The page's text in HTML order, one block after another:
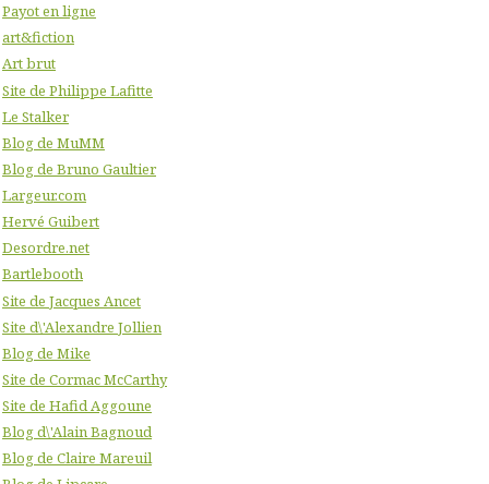
Payot en ligne
art&fiction
Art brut
Site de Philippe Lafitte
Le Stalker
Blog de MuMM
Blog de Bruno Gaultier
Largeur.com
Hervé Guibert
Desordre.net
Bartlebooth
Site de Jacques Ancet
Site d\'Alexandre Jollien
Blog de Mike
Site de Cormac McCarthy
Site de Hafid Aggoune
Blog d\'Alain Bagnoud
Blog de Claire Mareuil